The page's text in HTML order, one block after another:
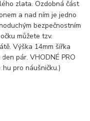
zlata. Ozdobná část
a nad ním je jedno
bezpečnostním
můžete tzv.
Výška 14mm šířka
pár. VHODNÉ PRO
pro náušničku.)